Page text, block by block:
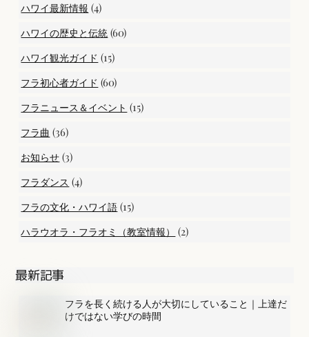
ハワイ最新情報 (4)
ハワイの歴史と伝統 (60)
ハワイ観光ガイド (15)
フラ初心者ガイド (60)
フラニュース＆イベント (15)
フラ曲 (36)
お知らせ (3)
フラダンス (4)
フラの文化・ハワイ語 (15)
ハラウオラ・フラオミ（教室情報） (2)
最新記事
フラを長く続ける人が大切にしていること｜上達だ
けではない学びの時間